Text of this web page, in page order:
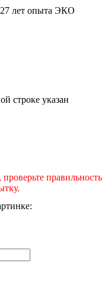
лет опыта ЭКО
строке указан
правильность